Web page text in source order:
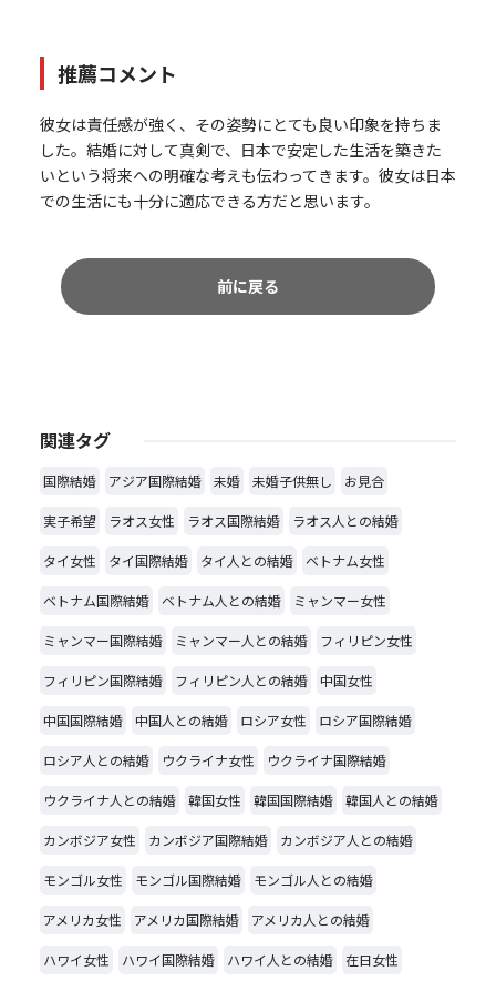
推薦コメント
彼女は責任感が強く、その姿勢にとても良い印象を持ちま
した。結婚に対して真剣で、日本で安定した生活を築きた
いという将来への明確な考えも伝わってきます。彼女は日本
での生活にも十分に適応できる方だと思います。
前に戻る
関連タグ
国際結婚 アジア国際結婚 未婚 未婚子供無し お見合
実子希望 ラオス女性 ラオス国際結婚 ラオス人との結婚
タイ女性 タイ国際結婚 タイ人との結婚 ベトナム女性
ベトナム国際結婚 ベトナム人との結婚 ミャンマー女性
ミャンマー国際結婚 ミャンマー人との結婚 フィリピン女性
フィリピン国際結婚 フィリピン人との結婚 中国女性
中国国際結婚 中国人との結婚 ロシア女性 ロシア国際結婚
ロシア人との結婚 ウクライナ女性 ウクライナ国際結婚
ウクライナ人との結婚 韓国女性 韓国国際結婚 韓国人との結婚
カンボジア女性 カンボジア国際結婚 カンボジア人との結婚
モンゴル女性 モンゴル国際結婚 モンゴル人との結婚
アメリカ女性 アメリカ国際結婚 アメリカ人との結婚
ハワイ女性 ハワイ国際結婚 ハワイ人との結婚 在日女性